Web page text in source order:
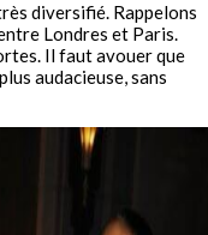
diversifié. Rappelons
Londres et Paris.
Il faut avouer que
audacieuse, sans